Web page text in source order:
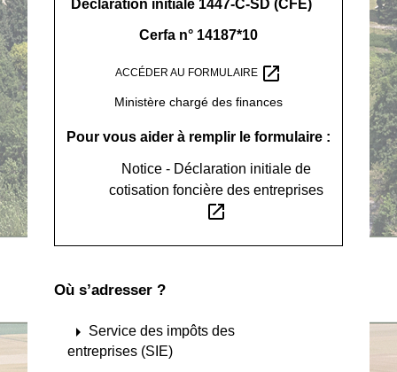
Déclaration initiale 1447-C-SD (CFE)
Cerfa n° 14187*10
ACCÉDER AU FORMULAIRE open_in_new
Ministère chargé des finances
Pour vous aider à remplir le formulaire :
Notice - Déclaration initiale de
cotisation foncière des entreprises
open_in_new
Où s’adresser ?
arrow_right Service des impôts des
entreprises (SIE)